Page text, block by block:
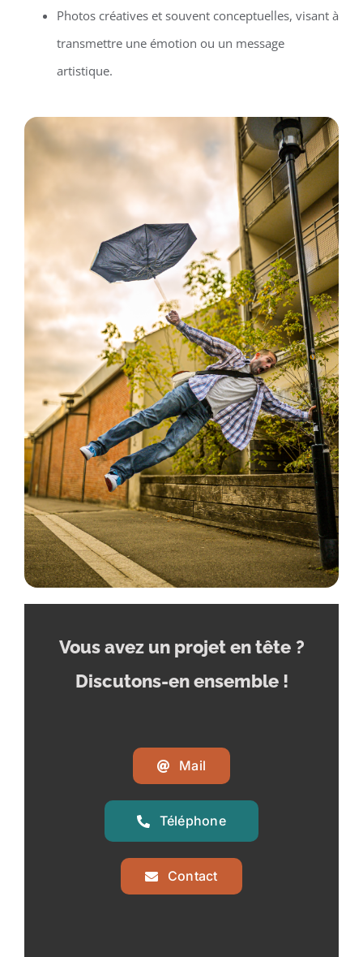
Photos créatives et souvent conceptuelles, visant à
transmettre une émotion ou un message
artistique.
Vous avez un projet en tête ?
Discutons-en ensemble !
Mail
Téléphone
Contact